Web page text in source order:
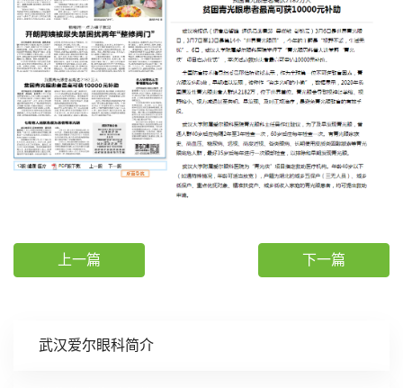
武汉爱尔眼科简介
上一篇 下一篇